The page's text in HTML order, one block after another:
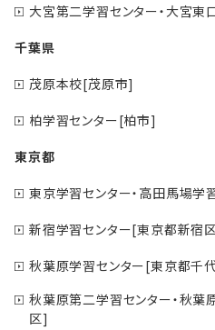
大宮第二学習センター・大宮東
千葉県
茂原本校[茂原市]
柏学習センター[柏市]
東京都
東京学習センター・高田馬場
新宿学習センター[東京都新宿
秋葉原学習センター[東京都千
秋葉原第二学習センター・秋
区]